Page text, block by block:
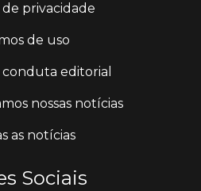
privacidade
de uso
editorial
nossas notícias
as notícias
Sociais